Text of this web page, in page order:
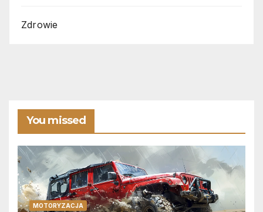
Zdrowie
You missed
MOTORYZACJA